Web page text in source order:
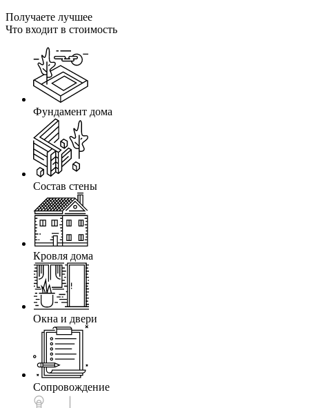
Получаете лучшее
Что входит в стоимость
Фундамент дома
Состав стены
Кровля дома
Окна и двери
Сопровождение